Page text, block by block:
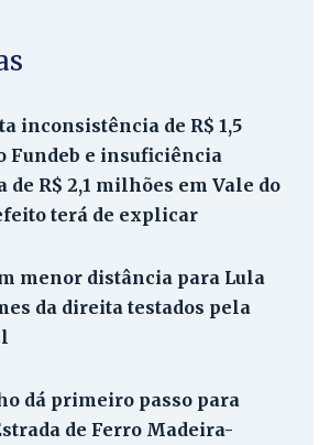
inconsistência de R$ 1,5
Fundeb e insuficiência
R$ 2,1 milhões em Vale do
terá de explicar
menor distância para Lula
da direita testados pela
dá primeiro passo para
de Ferro Madeira-